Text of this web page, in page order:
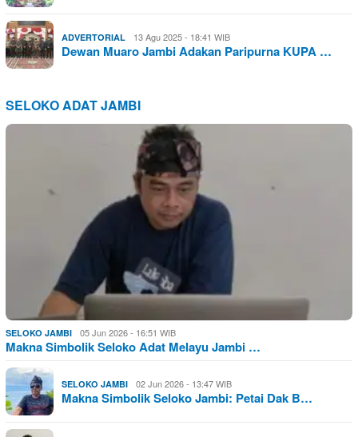
ADVERTORIAL 13 Agu 2025 - 18:41 WIB
Dewan Muaro Jambi Adakan Paripurna KUPA …
SELOKO ADAT JAMBI
SELOKO JAMBI 05 Jun 2026 - 16:51 WIB
Makna Simbolik Seloko Adat Melayu Jambi …
SELOKO JAMBI 02 Jun 2026 - 13:47 WIB
Makna Simbolik Seloko Jambi: Petai Dak B…